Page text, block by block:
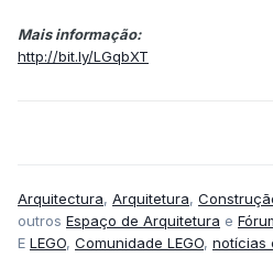
Mais informação:
http://bit.ly/LGqbXT
Arquitectura, Arquitetura,
outros Espaço de Arquitetura e
E LEGO, Comunidade LEGO, notícias